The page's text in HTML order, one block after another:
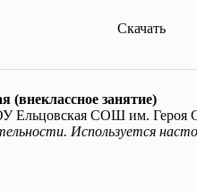
Скачать
(внеклассное занятие)
Ельцовская СОШ им. Героя
Используется